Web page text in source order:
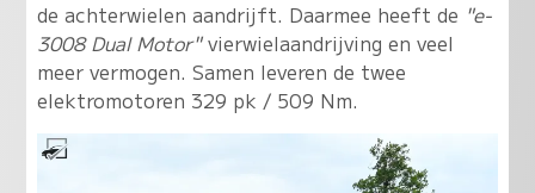
de achterwielen aandrijft. Daarmee heeft de "e-
3008 Dual Motor"vierwielaandrijving en veel
meer vermogen. Samen leveren de twee
elektromotoren 329 pk / 509 Nm.